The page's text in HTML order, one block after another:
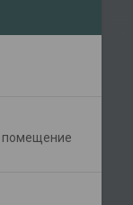
помещение